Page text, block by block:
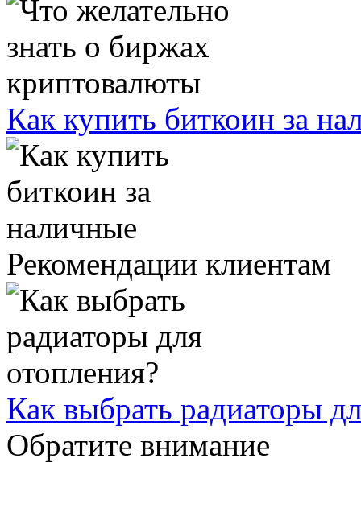
Как купить биткоин за
Рекомендации клиентам
Как выбрать радиаторы
Обратите внимание